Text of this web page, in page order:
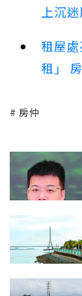
上沉
租屋
租」
房仲